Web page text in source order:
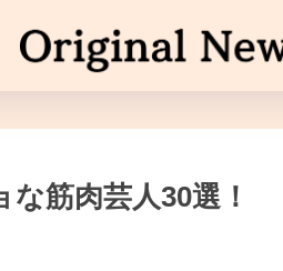
筋肉芸人30選！